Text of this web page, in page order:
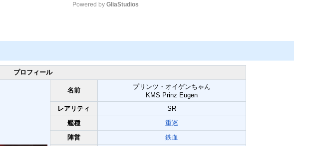
Powered by GliaStudios
プロフィール
名前
プリンツ・オイゲンちゃん
KMS Prinz Eugen
レアリティ
SR
艦種
重巡
陣営
鉄血